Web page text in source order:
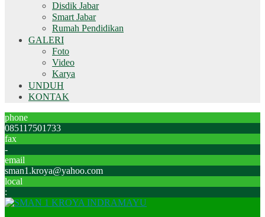
Disdik Jabar
Smart Jabar
Rumah Pendidikan
GALERI
Foto
Video
Karya
UNDUH
KONTAK
phone
085117501733
fax
-
email
sman1.kroya@yahoo.com
local
: